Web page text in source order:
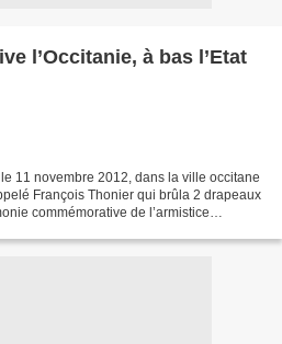
l’Occitanie, à bas l’Etat
11 novembre 2012, dans la ville occitane
François Thonier qui brûla 2 drapeaux
commémorative de l’armistice